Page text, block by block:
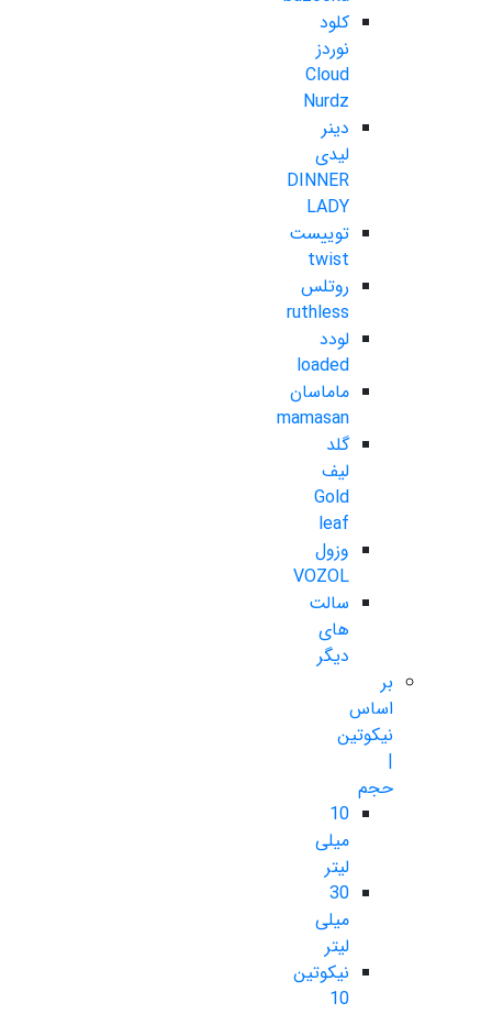
کلود
نوردز
Cloud
Nurdz
دینر
لیدی
DINNER
LADY
توییست
twist
روتلس
ruthless
لودد
loaded
ماماسان
mamasan
گلد
لیف
Gold
leaf
وزول
VOZOL
سالت
های
دیگر
بر
اساس
نیکوتین
|
حجم
10
میلی
لیتر
30
میلی
لیتر
نیکوتین
10